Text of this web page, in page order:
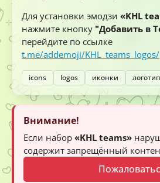
Для установки эмодзи «KHL
нажмите кнопку "Добавить в
перейдите по ссылке
t.me/addemoji/KHL_teams_logos/
icons logos иконки
Внимание!
Если набор «KHL teams»
содержит запрещённый